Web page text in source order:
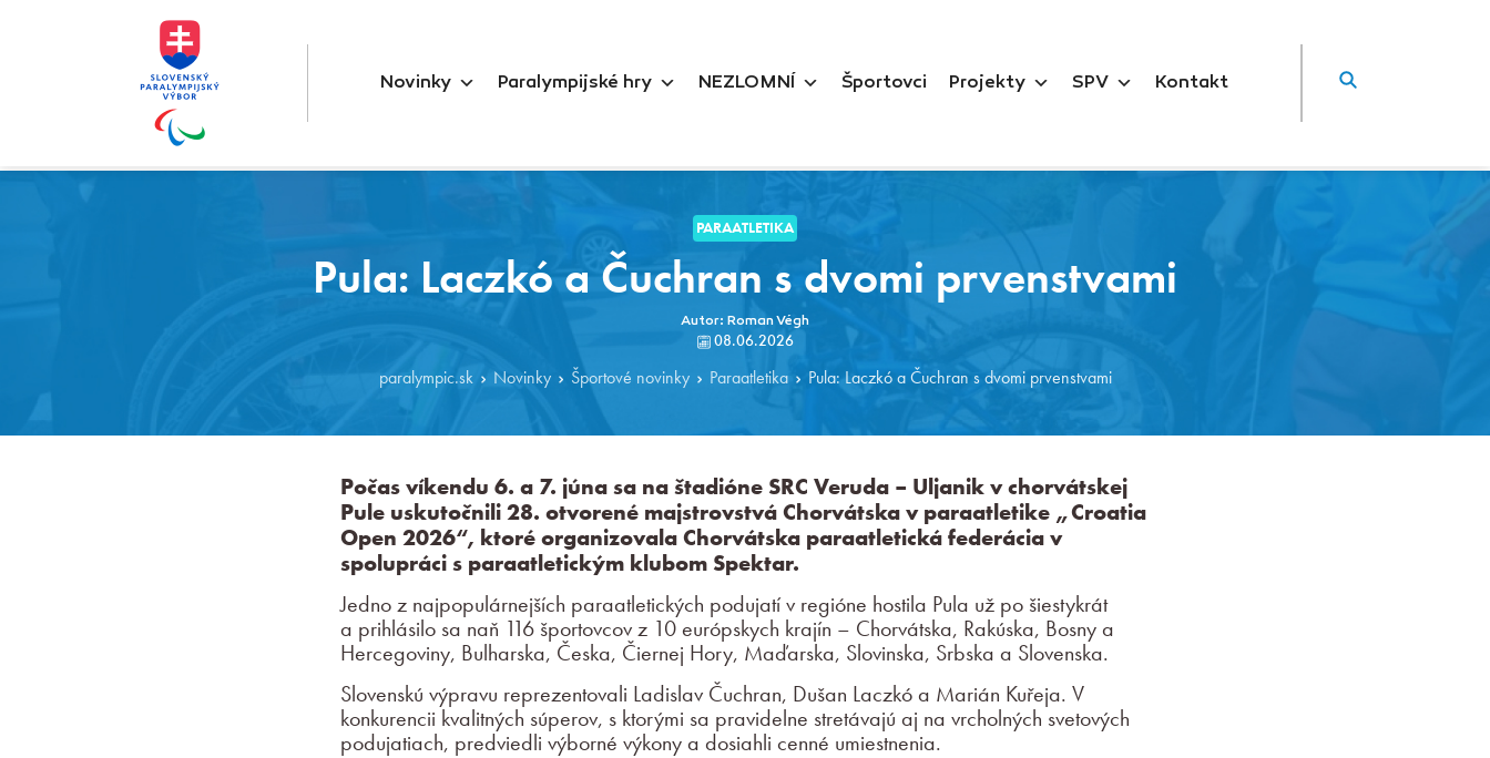
Novinky Paralympijské hry NEZLOMNÍ Športovci Projekty SPV Kontakt
PARAATLETIKA
Pula: Laczkó a Čuchran s dvomi prvenstvami
Autor: Roman Végh
08.06.2026
paralympic.sk Novinky Športové novinky Paraatletika Pula: Laczkó a Čuchran s dvomi prvenstvami
Počas víkendu 6. a 7. júna sa na štadióne SRC Veruda – Uljanik v chorvátskej
Pule uskutočnili 28. otvorené majstrovstvá Chorvátska v paraatletike „Croatia
Open 2026“, ktoré organizovala Chorvátska paraatletická federácia v
spolupráci s paraatletickým klubom Spektar.
Jedno z najpopulárnejších paraatletických podujatí v regióne hostila Pula už po šiestykrát
a prihlásilo sa naň 116 športovcov z 10 európskych krajín – Chorvátska, Rakúska, Bosny a
Hercegoviny, Bulharska, Česka, Čiernej Hory, Maďarska, Slovinska, Srbska a Slovenska.
Slovenskú výpravu reprezentovali Ladislav Čuchran, Dušan Laczkó a Marián Kuřeja. V
konkurencii kvalitných súperov, s ktorými sa pravidelne stretávajú aj na vrcholných svetových
podujatiach, predviedli výborné výkony a dosiahli cenné umiestnenia.